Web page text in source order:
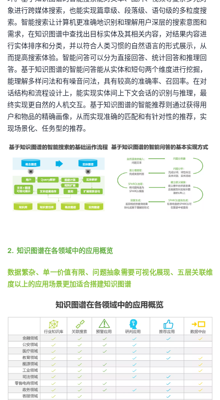
堂
我
的
课
程
我
的
认
证
我
的
实
验
我
的
收
藏
我
的
技
术
支
持
我
的
云
声
建
议
象进行跨媒体搜索，也能实现篇章级、段落级、语句级的多粒度搜
索。智能搜索让计算机更准确地识别和理解用户深层的搜索意图和
需求，在知识图谱中查找出目标实体及其相关内容，对结果内容进
行实体排序和分类，并以符合人类习惯的自然语言的形式展示，从
而提高搜索体验。智能问答可以分为直接回答、统计回答和推理回
答。基于知识图谱的智能问答能从实体和短句两个维度进行挖掘，
能理解多样问法和有噪音问法，具有较高的准确率、召回率。在对
话结构和流程设计上，能实现实体间上下文会话的识别与推理，最
终实现更自然的人机交互。基于知识图谱的智能推荐则通过获得用
户和物品的精确画像，从而实现准确的匹配和有针对性的推荐，实
现场景化、任务型的推荐。
2. 知识图谱在各领域中的应用概览
数据繁杂、单一价值有限、问题抽象需要可视化展现、五层关联维
度以上的应用场景更加适合搭建知识图谱